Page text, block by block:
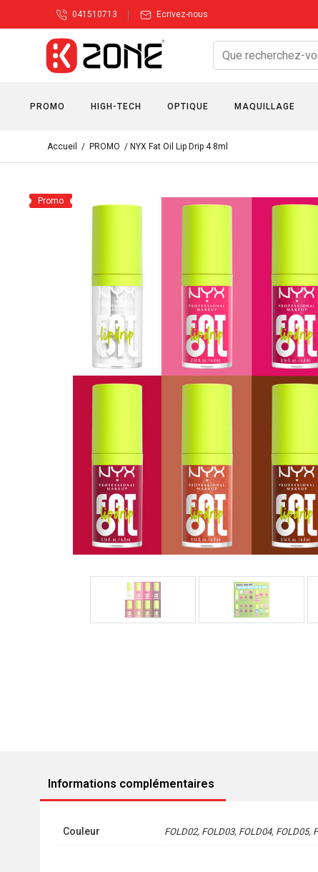
041510713 Ecrivez-nous
PROMO HIGH-TECH OPTIQUE MAQUILLAGE
Accueil / PROMO / NYX Fat Oil Lip Drip 4.8ml
Promo
Informations complémentaires
Couleur FOLD02, FOLD03, FOLD04, FOLD05,